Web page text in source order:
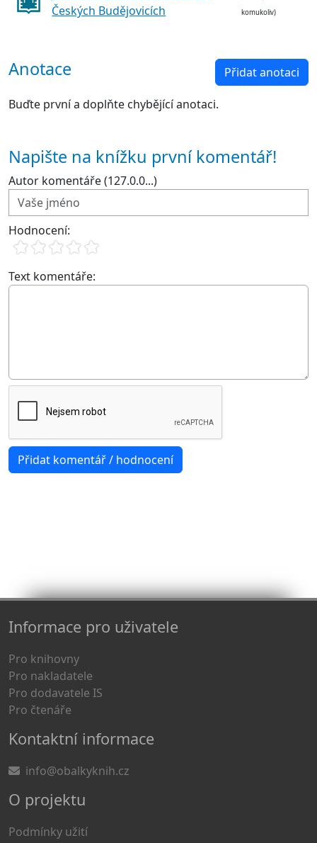
Českých Budějovicích
komukoliv)
Anotace Přidat anotaci
Buďte první a doplňte chybějící anotaci.
Napište na knížku první komentář!
Autor komentáře (127.0.0...)
Hodnocení:
Text komentáře:
Informace pro uživatele
Pro knihovny
Pro nakladatele
Pro dodavatele IS
Pro čtenáře
Kontaktní informace
info@obalkyknih.cz
O projektu
Podmínky užití